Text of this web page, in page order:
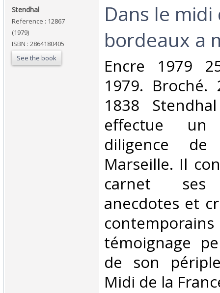
‎Stendhal‎
Reference : 12867
(1979)
ISBN : 2864180405
See the book
‎Dans le midi
bordeaux a
‎Encre 1979
1979. Broché.
1838
effectue
diligence
Marseille. Il
carnet ses
anecdotes et
témoignage
de son
Midi de la